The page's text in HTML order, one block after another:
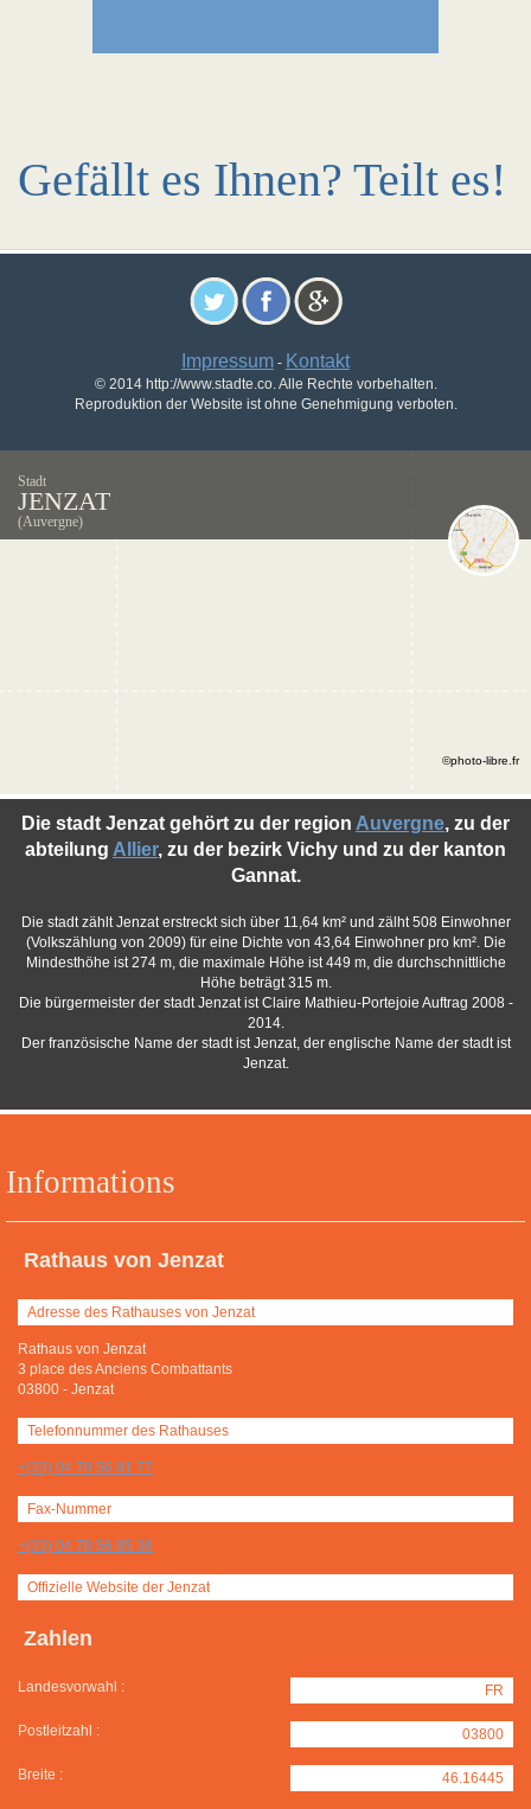
Gefällt es Ihnen? Teilt es!
Impressum - Kontakt
© 2014 http://www.stadte.co. Alle Rechte vorbehalten.
Reproduktion der Website ist ohne Genehmigung verboten.
Stadt
JENZAT
(Auvergne)
Informations
Rathaus von Jenzat
Adresse des Rathauses von Jenzat
Rathaus von Jenzat
3 place des Anciens Combattants
03800 - Jenzat
Telefonnummer des Rathauses
+(33) 04 70 56 81 77
Fax-Nummer
+(33) 04 70 56 85 38
Offizielle Website der Jenzat
Zahlen
Landesvorwahl : FR
Postleitzahl : 03800
Breite : 46.16445
Die stadt Jenzat gehört zu der region Auvergne, zu der
abteilung Allier, zu der bezirk Vichy und zu der kanton
Gannat.
Die stadt zählt Jenzat erstreckt sich über 11,64 km² und zälht 508 Einwohner
(Volkszählung von 2009) für eine Dichte von 43,64 Einwohner pro km². Die
Mindesthöhe ist 274 m, die maximale Höhe ist 449 m, die durchschnittliche
Höhe beträgt 315 m.
Die bürgermeister der stadt Jenzat ist Claire Mathieu-Portejoie Auftrag 2008 -
2014.
Der französische Name der stadt ist Jenzat, der englische Name der stadt ist
Jenzat.
©photo-libre.fr